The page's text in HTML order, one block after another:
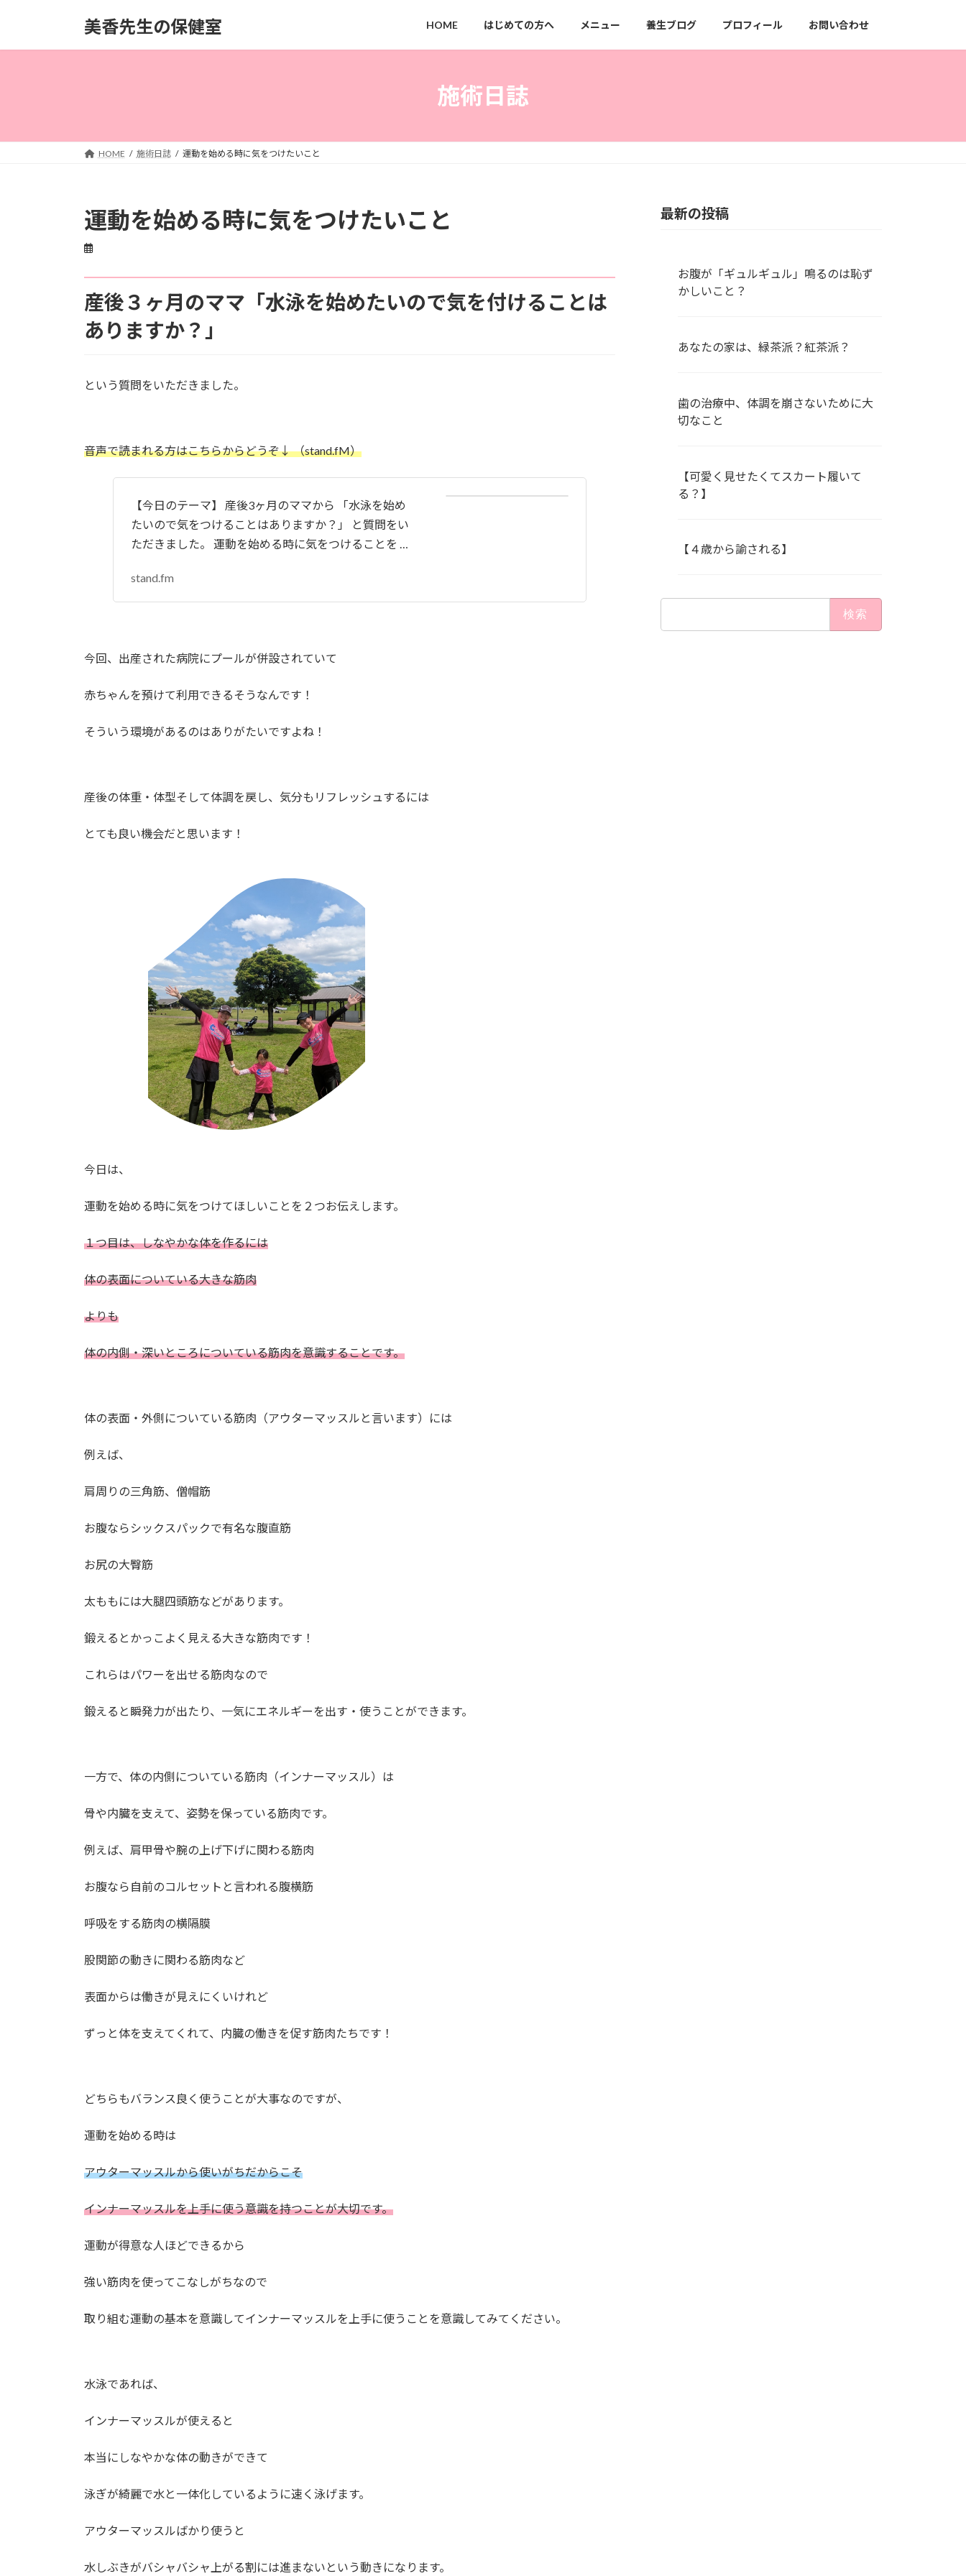
ッ
移
美香先生の保健室 HOME はじめての方へ メニュー 養生ブログ プロフィール お問い合わせ
施術日誌
HOME 施術日誌 運動を始める時に気をつけたいこと
運動を始める時に気をつけたいこと
産後３ヶ月のママ「水泳を始めたいので気を付けることは
ありますか？ 」
という質問をいただきました。
音声で読まれる方はこちらからどうぞ↓ （stand.fM）
【今日のテーマ】 産後3ヶ月のママから 「水泳を始め
たいので気をつけることはありますか？」 と質問をい
ただきました。 運動を始める時に気をつけることを …
stand.fm
今回、出産された病院にプールが併設されていて
赤ちゃんを預けて利用できるそうなんです！
そういう環境があるのはありがたいですよね！
産後の体重・体型そして体調を戻し、気分もリフレッシュするには
とても良い機会だと思います！
今日は、
運動を始める時に気をつけてほしいことを２つお伝えします。
１つ目は、しなやかな体を作るには
体の表面についている大きな筋肉
よりも
体の内側・深いところについている筋肉を意識することです。
体の表面・外側についている筋肉（アウターマッスルと言います）には
例えば、
肩周りの三角筋、僧帽筋
お腹ならシックスパックで有名な腹直筋
お尻の大臀筋
太ももには大腿四頭筋などがあります。
鍛えるとかっこよく見える大きな筋肉です！
これらはパワーを出せる筋肉なので
鍛えると瞬発力が出たり、一気にエネルギーを出す・使うことができます。
一方で、体の内側についている筋肉（インナーマッスル）は
骨や内臓を支えて、姿勢を保っている筋肉です。
例えば、肩甲骨や腕の上げ下げに関わる筋肉
お腹なら自前のコルセットと言われる腹横筋
呼吸をする筋肉の横隔膜
股関節の動きに関わる筋肉など
表面からは働きが見えにくいけれど
ずっと体を支えてくれて、内臓の働きを促す筋肉たちです！
どちらもバランス良く使うことが大事なのですが、
運動を始める時は
アウターマッスルから使いがちだからこそ
インナーマッスルを上手に使う意識を持つことが大切です。
運動が得意な人ほどできるから
強い筋肉を使ってこなしがちなので
取り組む運動の基本を意識してインナーマッスルを上手に使うことを意識してみてください。
水泳であれば、
インナーマッスルが使えると
本当にしなやかな体の動きができて
泳ぎが綺麗で水と一体化しているように速く泳げます。
アウターマッスルばかり使うと
水しぶきがバシャバシャ上がる割には進まないという動きになります。
最新の投稿
お腹が「ギュルギュル」鳴るのは恥ず
かしいこと？
あなたの家は、緑茶派？紅茶派？
歯の治療中、体調を崩さないために大
切なこと
【可愛く見せたくてスカート履いて
る？】
【４歳から諭される】